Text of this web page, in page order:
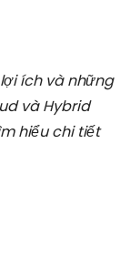
ích và những
và Hybrid
hiểu chi tiết